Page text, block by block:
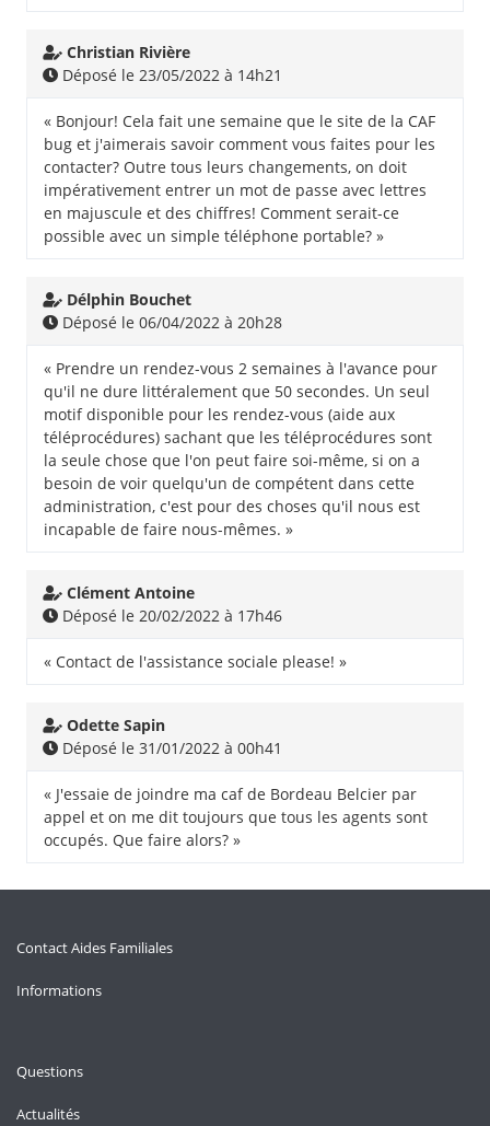
Christian Rivière
Déposé le 23/05/2022 à 14h21
« Bonjour! Cela fait une semaine que le site de la CAF
bug et j'aimerais savoir comment vous faites pour les
contacter? Outre tous leurs changements, on doit
impérativement entrer un mot de passe avec lettres
en majuscule et des chiffres! Comment serait-ce
possible avec un simple téléphone portable? »
Délphin Bouchet
Déposé le 06/04/2022 à 20h28
« Prendre un rendez-vous 2 semaines à l'avance pour
qu'il ne dure littéralement que 50 secondes. Un seul
motif disponible pour les rendez-vous (aide aux
téléprocédures) sachant que les téléprocédures sont
la seule chose que l'on peut faire soi-même, si on a
besoin de voir quelqu'un de compétent dans cette
administration, c'est pour des choses qu'il nous est
incapable de faire nous-mêmes. »
Clément Antoine
Déposé le 20/02/2022 à 17h46
« Contact de l'assistance sociale please! »
Odette Sapin
Déposé le 31/01/2022 à 00h41
« J'essaie de joindre ma caf de Bordeau Belcier par
appel et on me dit toujours que tous les agents sont
occupés. Que faire alors? »
Contact Aides Familiales
Informations
Questions
Actualités